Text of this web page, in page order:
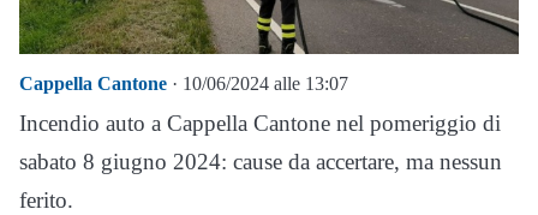
Cappella Cantone · 10/06/2024 alle 13:07
Incendio auto a Cappella Cantone nel pomeriggio di
sabato 8 giugno 2024: cause da accertare, ma nessun
ferito.